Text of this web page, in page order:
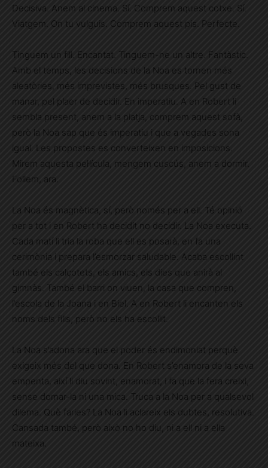
Decisiva. Anem al cinema. Sí. Comprem aquest cotxe. Sí.
Viatgem. On tu vulguis. Comprem aquest pis. Perfecte.
Tinguem un fill. Encantat. Tinguem-ne un altre. Fantàstic.
Amb el temps, les decisions de la Noa es tornen més
aleatòries, més imprevistes, més brusques. Pel gust de
manar, pel plaer de decidir. En imperatiu. A en Robert li
sembla present, anem a la platja, comprem aquest sofà,
però la Noa sap que és imperatiu i que a vegades sona
igual. Les propostes es converteixen en imposicions.
Mirem aquesta pel·lícula, mengem cuscús, anem a dormir.
Follem, ara.
La Noa és magnètica, sí, però només per a ell. Té opinió
per a tot i en Robert ha decidit no decidir. La Noa executa.
Cada matí li tria la roba que ell es posarà, en fa una
cerimònia i prepara l’esmorzar saludable. Acaba escollint
també els calçotets, els amics, els dies que anirà al
gimnàs. També el barri on viuen, la casa que compren,
l’escola de la Joana i en Biel. A en Robert li encanten els
noms dels fills, però no els ha escollit.
La Noa s’adona ara que el poder és endimoniat perquè
exigeix més del que dona. En Robert s’enamora de la seva
empenta, així li diu sovint, enamorat, i fa que la fera creixi,
sense domar-la ni una mica. Truca a la Noa per a qualsevol
dilema. Què faries? La Noa li aclareix els dubtes, resolutiva.
Cansada també, però això no ho diu, ni a ell ni a ella
mateixa.